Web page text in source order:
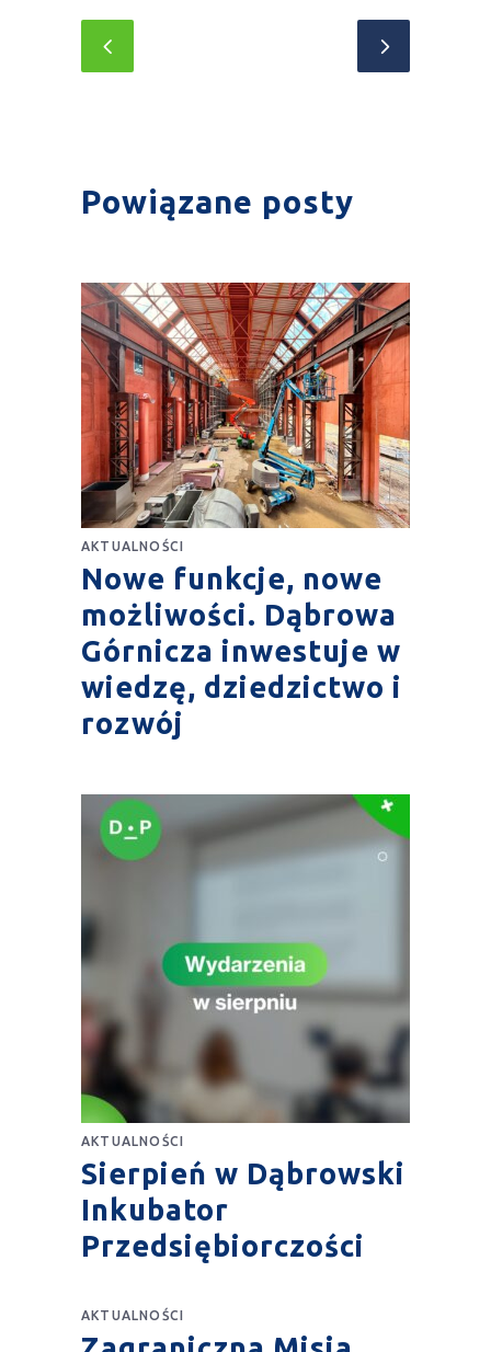
Powiązane posty
AKTUALNOŚCI
Nowe funkcje, nowe
możliwości. Dąbrowa
Górnicza inwestuje w
wiedzę, dziedzictwo i
rozwój
AKTUALNOŚCI
Sierpień w Dąbrowski
Inkubator
Przedsiębiorczości
AKTUALNOŚCI